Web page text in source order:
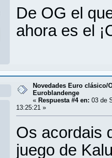
De OG el
ahora es el
Novedades Euro clásico/
Euroblandenge
« Respuesta #4 en: 03 de
13:25:21 »
Os acordais
juego de